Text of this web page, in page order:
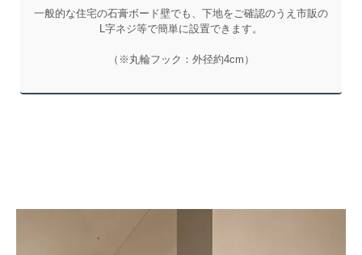
一般的な住宅の石膏ボード壁でも、下地をご確認のうえ市販の
L字ネジ等で簡単に設置できます。
（※丸輪フック：外径約4cm）